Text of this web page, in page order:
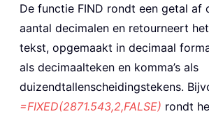
De functie FIND rondt een getal af
aantal decimalen en retourneert
tekst, opgemaakt in decimaal
als decimaalteken en komma’s als
duizendtallenscheidingstekens.
=FIXED(2871.543,2,FALSE) rondt